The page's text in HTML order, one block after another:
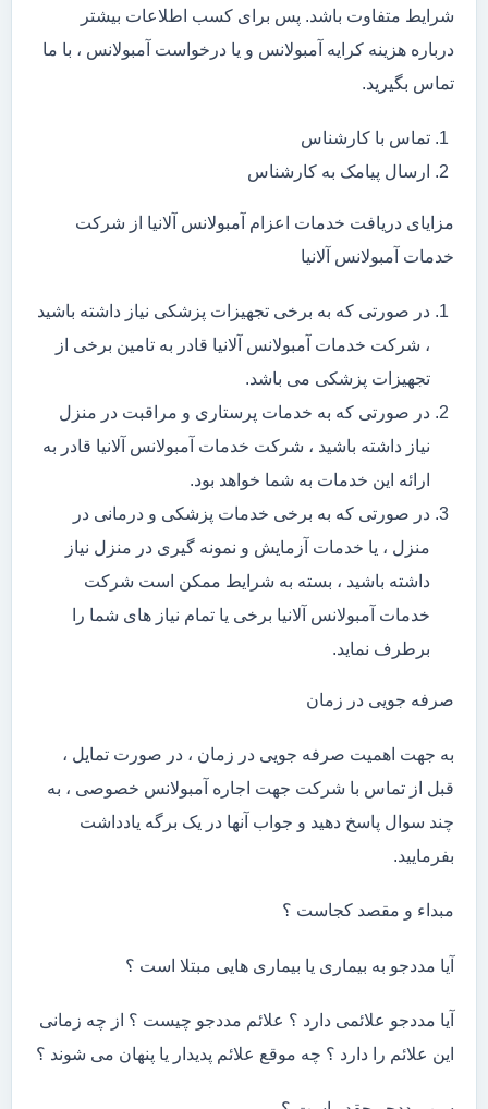
شرایط متفاوت باشد. پس برای کسب اطلاعات بیشتر
درباره هزینه کرایه آمبولانس و یا درخواست آمبولانس ، با ما
تماس بگیرید.
تماس با کارشناس
ارسال پیامک به کارشناس
مزایای دریافت خدمات اعزام آمبولانس آلانیا از شرکت
خدمات آمبولانس آلانیا
در صورتی که به برخی تجهیزات پزشکی نیاز داشته باشید
، شرکت خدمات آمبولانس آلانیا قادر به تامین برخی از
تجهیزات پزشکی می باشد.
در صورتی که به خدمات پرستاری و مراقبت در منزل
نیاز داشته باشید ، شرکت خدمات آمبولانس آلانیا قادر به
ارائه این خدمات به شما خواهد بود.
در صورتی که به برخی خدمات پزشکی و درمانی در
منزل ، یا خدمات آزمایش و نمونه گیری در منزل نیاز
داشته باشید ، بسته به شرایط ممکن است شرکت
خدمات آمبولانس آلانیا برخی یا تمام نیاز های شما را
برطرف نماید.
صرفه جویی در زمان
به جهت اهمیت صرفه جویی در زمان ، در صورت تمایل ،
قبل از تماس با شرکت جهت اجاره آمبولانس خصوصی ، به
چند سوال پاسخ دهید و جواب آنها در یک برگه یادداشت
بفرمایید.
مبداء و مقصد کجاست ؟
آیا مددجو به بیماری یا بیماری هایی مبتلا است ؟
آیا مددجو علائمی دارد ؟ علائم مددجو چیست ؟ از چه زمانی
این علائم را دارد ؟ چه موقع علائم پدیدار یا پنهان می شوند ؟